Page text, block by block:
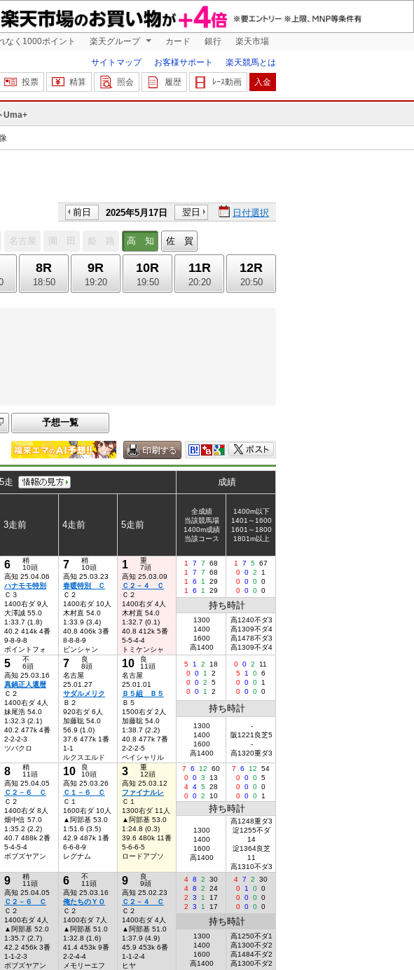
なく1000ポイント 楽天グループ カード 銀行 楽天市場
サイトマップ お客様サポート
楽天競馬とは
投票
精算 照会 履歴 ﾚｰｽ動画 入金
Uma+
前日 2025年5月17日 翌日 日付選択
名古屋 園 田 姫 路 高 知
佐 賀
8R
18:50
9R
19:20
10R
19:50
11R
20:20
12R
20:50
予想一覧
走 成績
3走前 4走前 5走前
全成績
当該競馬場
1400m成績
当該コース
1400m以下
1401～1600
1601～1800
1801m以上
6
稍
10頭
高知 25.04.06
ハナモモ特別
Ｃ３
1400右ダ 9人
大澤誠 55.0
1:33.7 (1.8)
40.2 414k 4番
9-8-9-8
ポイントフォ
7
稍
10頭
高知 25.03.23
春暖特別 Ｃ
Ｃ２
1400右ダ 10人
木村直 54.0
1:33.9 (3.4)
40.8 406k 3番
8-8-8-9
ピンシャン
1
重
7頭
高知 25.03.09
Ｃ２－４ Ｃ
Ｃ２
1400右ダ 4人
木村直 54.0
1:32.7 (0.1)
40.8 412k 5番
5-5-4-4
トミケンシャ
1 7 7
68
1
7 7
68
1
6 1
29
1
6 1 29
1 7 5 67
0 0 2
1
0 0 0 0
0 0 0 0
持ち時計
1300
1400
1600
高1400
高1240不ダ3
高1309不ダ4
高1478不ダ3
高1309不ダ4
5
不
6頭
高知 25.03.16
真鍋正人還暦
Ｃ２
1400右ダ 4人
妹尾浩 54.0
1:32.3 (2.1)
40.2 477k 4番
2-2-2-3
ツバクロ
7
良
8頭
名古屋
25.01.27
サダルメリク
Ｂ２
920右ダ 6人
加藤聡 54.0
56.9 (1.0)
37.6 477k 1番
1-1
ルクスエルド
10
良
11頭
名古屋
25.01.01
Ｂ５組 Ｂ５
Ｂ５
1500右ダ 2人
加藤聡 54.0
1:38.7 (2.2)
40.8 477k 7番
2-2-2-5
ペイシャリル
5 1 2
18
0 0 1
2
0 0 2
5
0 0 1 2
0 0 2
11
5
1 0 6
0 0 0
1
0 0 0 0
持ち時計
1300
1400
1600
高1400
-
阪1221良芝5
-
高1320重ダ3
8
稍
11頭
高知 25.04.05
Ｃ２－６ Ｃ
Ｃ２
1400右ダ 8人
畑中信 57.0
1:35.2 (2.2)
40.7 488k 2番
5-4-5-4
ボブズヤアン
10
良
10頭
高知 25.03.26
Ｃ１－６ Ｃ
Ｃ１
1600右ダ 10人
▲阿部基 53.0
1:51.6 (3.5)
42.9 487k 1番
6-6-8-9
レグナム
3
重
12頭
高知 25.03.12
ファイナルレ
Ｃ１
1300右ダ 11人
▲阿部基 53.0
1:24.8 (0.3)
39.6 480k 11番
5-6-6-5
ロードアブソ
7 6 12
60
0 0 3
13
4 4 5 28
0 0 2 10
7 6 12
54
0 0 0 5
0 0 0 0
0 0 0 1
持ち時計
1300
1400
1600
高1400
高1248重ダ3
淀1255不ダ
14
淀1364良芝
11
高1310不ダ3
9
稍
11頭
高知 25.04.05
Ｃ２－６ Ｃ
Ｃ２
1400右ダ 4人
▲阿部基 52.0
1:35.7 (2.7)
42.2 456k 3番
1-1-2-3
ボブズヤアン
6
不
11頭
高知 25.03.16
俺たちのＹＯ
Ｃ２
1400右ダ 7人
▲阿部基 51.0
1:32.8 (1.6)
41.4 453k 9番
2-2-4-4
メモリーエフ
9
良
9頭
高知 25.02.23
Ｃ２－４ Ｃ
Ｃ２
1400右ダ 4人
▲阿部基 51.0
1:37.9 (4.9)
45.9 453k 6番
1-1-2-4
ヒヤ
4 8 2
30
4 8 2
24
2
3 1
17
2
3 1 17
4 7 2
30
0
1 0 0
0 0 0 0
0 0 0 0
持ち時計
1300
1400
1600
高1400
高1250不ダ1
高1300不ダ2
高1484不ダ2
高1300不ダ2